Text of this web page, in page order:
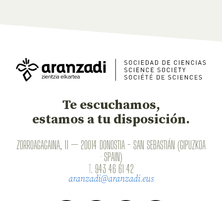
Te escuchamos,
estamos a tu disposición.
ZORROAGAGAINA, 11 — 20014 DONOSTIA - SAN SEBASTIÁN (GIPUZKOA
· SPAIN)
T. 943 46 61 42
aranzadi@aranzadi.eus